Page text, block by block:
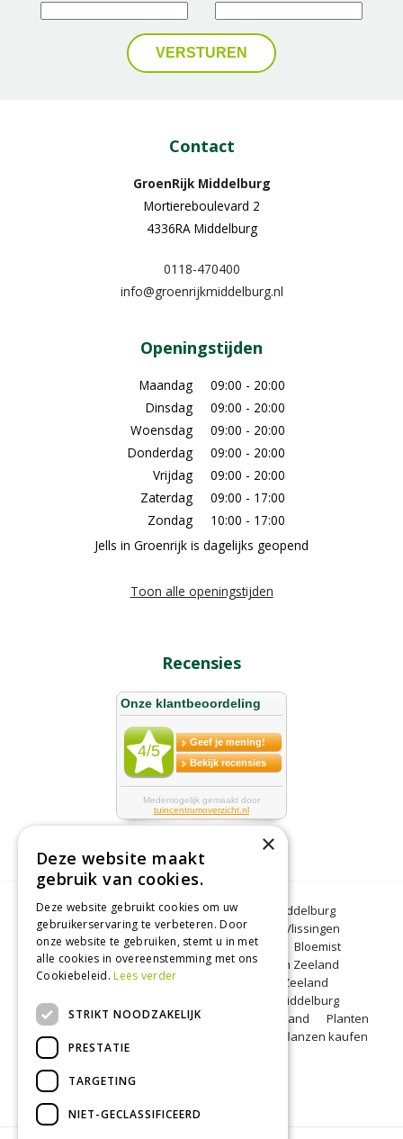
Contact
GroenRijk Middelburg​
Mortiereboulevard 2
4336RA Middelburg
0118-470400
info@groenrijkmiddelburg.nl
Openingstijden
Maandag
09:00 - 20:00
Dinsdag
09:00 - 20:00
Woensdag
09:00 - 20:00
Donderdag
09:00 - 20:00
Vrijdag
09:00 - 20:00
Zaterdag
09:00 - 17:00
Zondag
10:00 - 17:00
Jells in Groenrijk is dagelijks geopend
Toon alle openingstijden
Recensies
Bloemen Middelburg
Dierenwinkel Middelburg
Kerstbomen Middelburg
Tuincentrum Vlissingen
Tuincentrum Zeeland
Gartencenter
Bloemist
Middelburg
BBQ Zeeland
Tuinplanten Zeeland
Koopzondag Middelburg
Barbecue Zeeland
Woonwinkel Middelburg
Tuincentrum Middelburg
Koopzondag Zeeland
Planten
kopen Middelburg
Pflanzen kaufen
×
Deze website maakt
gebruik van cookies.
Deze website gebruikt cookies om uw
gebruikerservaring te verbeteren. Door
onze website te gebruiken, stemt u in met
alle cookies in overeenstemming met ons
Cookiebeleid.Lees verder
STRIKT NOODZAKELIJK
PRESTATIE
TARGETING
NIET-GECLASSIFICEERD